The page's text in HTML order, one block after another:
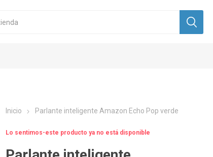
Inicio Parlante inteligente Amazon Echo Pop verde
Lo sentimos-este producto ya no está disponible